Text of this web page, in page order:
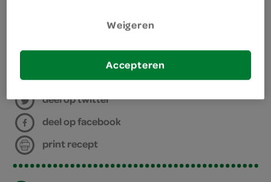
deel op twitter
deel op facebook
print recept
Weigeren
Accepteren